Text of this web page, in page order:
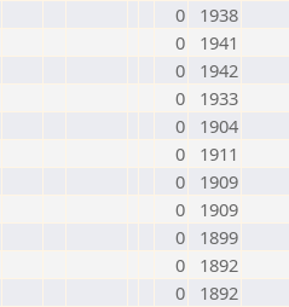
0
1938
0
1941
0
1942
0
1933
0
1904
0
1911
0
1909
0
1909
0
1899
0
1892
0
1892